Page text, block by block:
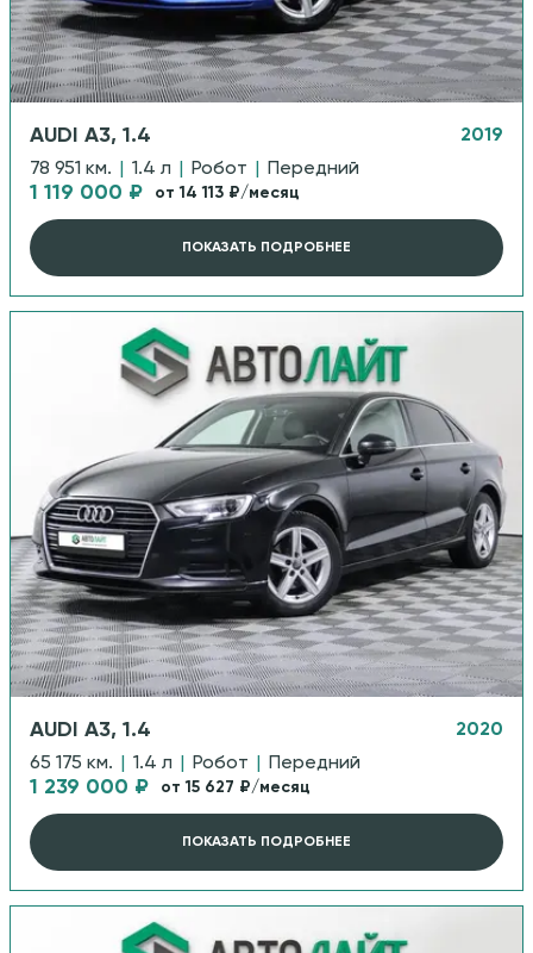
AUDI A3, 1.4
2019
78 951 км.
1.4 л Робот Передний
1 119 000 ₽ от 14 113 ₽/месяц
ПОКАЗАТЬ ПОДРОБНЕЕ
AUDI A3, 1.4
2020
65 175 км.
1.4 л Робот Передний
1 239 000 ₽ от 15 627 ₽/месяц
ПОКАЗАТЬ ПОДРОБНЕЕ